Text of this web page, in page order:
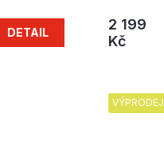
DETAIL
2 199
Kč
VÝPRODEJ